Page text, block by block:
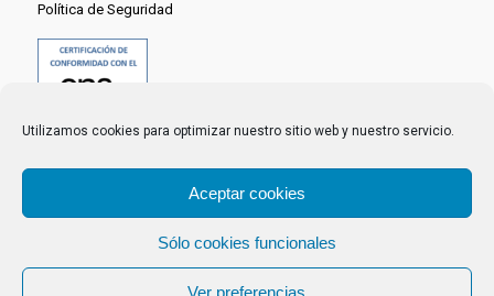
Utilizamos cookies para optimizar nuestro sitio web y nuestro servicio.
Aceptar cookies
Sólo cookies funcionales
Ver preferencias
Política de Seguridad
© 2024 Centro Nacional del Hidrógeno -